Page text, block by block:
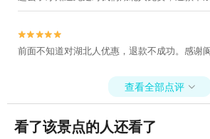


前面不知道对湖北人优惠，退款不成功。感谢
查看全部点评 
看了该景点的人还看了